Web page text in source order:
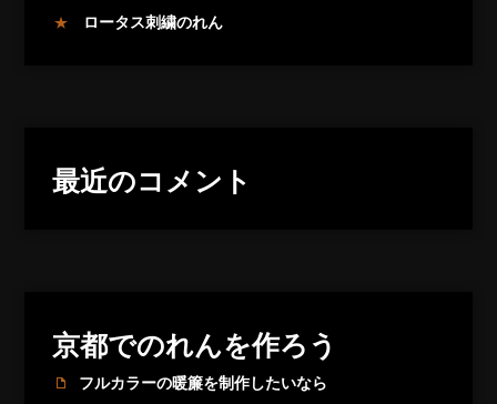
ロータス刺繍のれん
最近のコメント
京都でのれんを作ろう
フルカラーの暖簾を制作したいなら